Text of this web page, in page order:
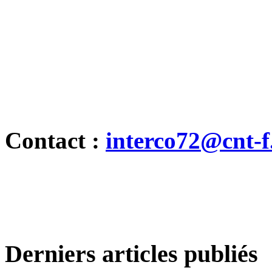
Contact : interco72@cnt-
Derniers articles publiés